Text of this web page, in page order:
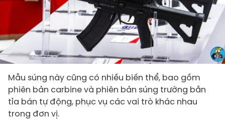
Mẫu súng này cũng có nhiều biến thể, bao gồm
phiên bản carbine và phiên bản súng trường bắn
tỉa bán tự động, phục vụ các vai trò khác nhau
trong đơn vị.